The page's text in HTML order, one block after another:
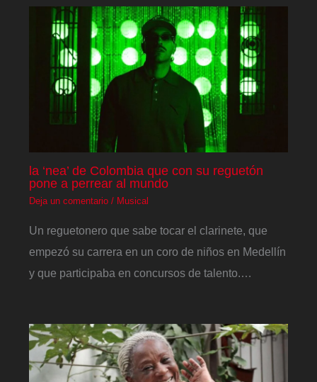
la ‘nea’ de Colombia que con su reguetón
pone a perrear al mundo
Deja un comentario / Musical
Un reguetonero que sabe tocar el clarinete, que
empezó su carrera en un coro de niños en Medellín
y que participaba en concursos de talento.…